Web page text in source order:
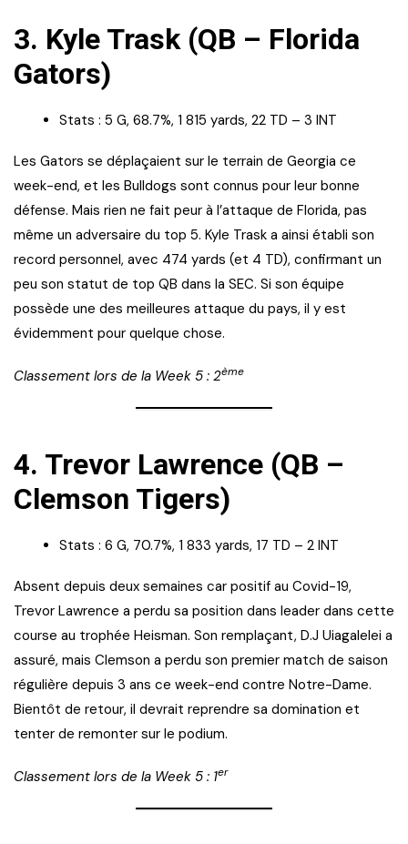
3. Kyle Trask (QB – Florida
Gators)
Stats : 5 G, 68.7%, 1 815 yards, 22 TD – 3 INT
Les Gators se déplaçaient sur le terrain de Georgia ce
week-end, et les Bulldogs sont connus pour leur bonne
défense. Mais rien ne fait peur à l’attaque de Florida, pas
même un adversaire du top 5. Kyle Trask a ainsi établi son
record personnel, avec 474 yards (et 4 TD), confirmant un
peu son statut de top QB dans la SEC. Si son équipe
possède une des meilleures attaque du pays, il y est
évidemment pour quelque chose.
Classement lors de la Week 5 : 2ème
4. Trevor Lawrence (QB –
Clemson Tigers)
Stats : 6 G, 70.7%, 1 833 yards, 17 TD – 2 INT
Absent depuis deux semaines car positif au Covid-19,
Trevor Lawrence a perdu sa position dans leader dans cette
course au trophée Heisman. Son remplaçant, D.J Uiagalelei a
assuré, mais Clemson a perdu son premier match de saison
régulière depuis 3 ans ce week-end contre Notre-Dame.
Bientôt de retour, il devrait reprendre sa domination et
tenter de remonter sur le podium.
Classement lors de la Week 5 : 1er